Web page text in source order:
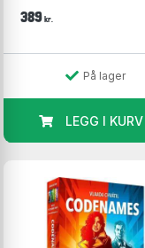
389 kr.
På lager
LEGG I KURV